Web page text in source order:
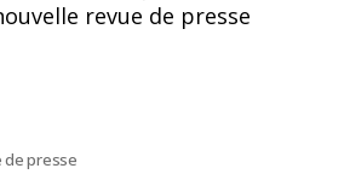
revue de presse
de presse